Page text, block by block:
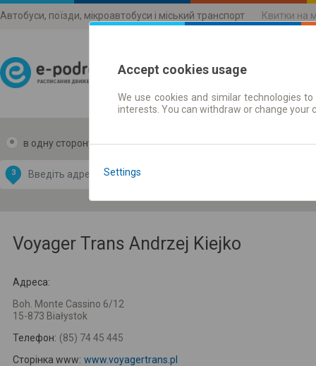
Автобуси, поїзди, мікроавтобуси і міський транспорт Квитки на
Розклади руху
в одну сторону в дві сторони
З
by
OpenStreetMap
Voyager Trans Andrzej Kiejko
Адреса:
Boh. Monte Cassino 6/12
15-873 Białystok
Телефон: (85) 74 45 445
Сторінка www: www.voyagertrans.pl
Accept cookies usage
We use cookies and similar technologies
interests. You can withdraw or change
Settings